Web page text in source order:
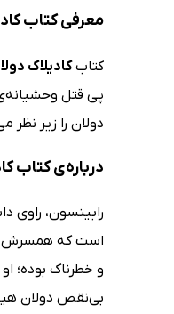
معرفی کتاب
کتابکادیلاک
پی قتل
دولان را زیر نظر
درباره‌ی کتاب
است که همسرش
و خطرناک بوده؛
بی‌نقص دولان